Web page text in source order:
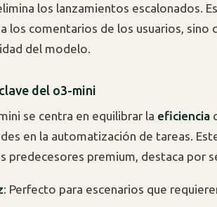
los lanzamientos escalonados.
los comentarios de los usuarios, sino
del modelo.
del o3-mini
se centra en equilibrar la eficiencia
en la automatización de tareas.
predecesores premium, destaca por
: Perfecto para escenarios que